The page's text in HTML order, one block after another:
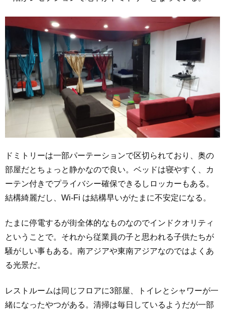
ドミトリーは一部パーテーションで区切られており、奥の
部屋だとちょっと静かなので良い。ベッドは寝やすく、カ
ーテン付きでプライバシー確保できるしロッカーもある。
結構綺麗だし、Wi-Fi は結構早いがたまに不安定になる。
たまに停電するが街全体的なものなのでインドクオリティ
ということで。それから従業員の子と思われる子供たちが
騒がしい事もある。南アジアや東南アジアなのではよくあ
る光景だ。
レストルームは同じフロアに3部屋、トイレとシャワーが一
緒になったやつがある。清掃は毎日しているようだが一部